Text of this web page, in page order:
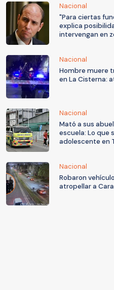
Nacional
"Para ciertas
explica
intervengan en
Nacional
Hombre muere
en La Cisterna:
Nacional
Mató a sus
escuela: Lo que
adolescente en
Nacional
Robaron
atropellar a